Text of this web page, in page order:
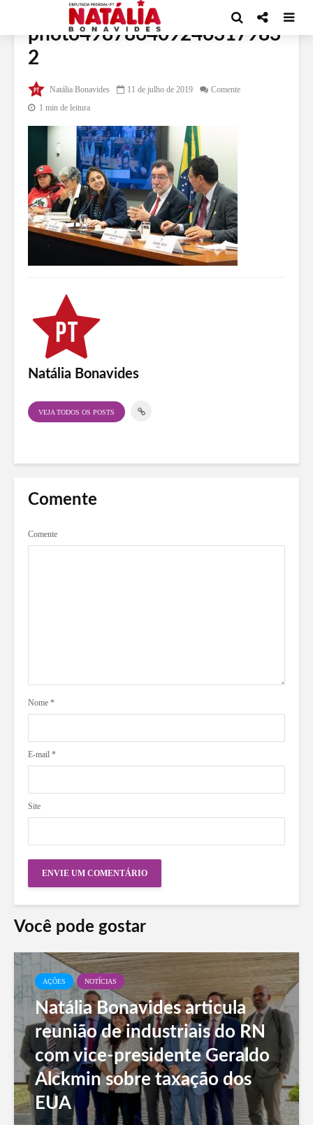
photo498786409246317983
2
Natália Bonavides 11 de julho de 2019
Comente
1 min de leitura
Natália Bonavides
VEJA TODOS OS POSTS
Comente
Comente
Nome *
E-mail *
Site
Você pode gostar
AÇÕES NOTÍCIAS
Natália Bonavides articula
reunião de industriais do RN
com vice-presidente Geraldo
Alckmin sobre taxação dos
EUA